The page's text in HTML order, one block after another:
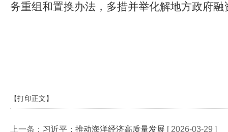
务重组和置换办法，多措并举化解地方政府
【打印正文】
上一条： 习近平：推动海洋经济高质量发展 [ 2026-03-29 ]